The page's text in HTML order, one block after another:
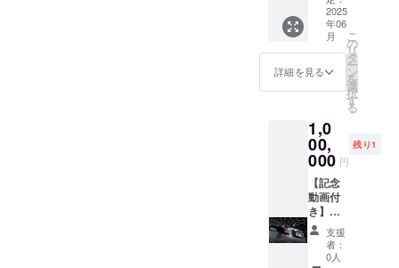
フォー
ムまた
は電話
にて事
前予約
が必要
となり
・ご来
店の際
に送付
された
チケッ
トを必
ずお持
ちくだ
さい ・
施工日
紹介文
（30文
字以
内）を
ご記入
くださ
い。※紹
は企業
に関す
る事、
商品に
関する
内容に
限らせ
ていた
だきま
す。
致しま
す。併
せて、
窓ガラ
ス鱗汚
れ除
去、撥
ティン
グを行
うこと
で外装
全てを
美しく
仕上げ
ます。
さらに
施工動
YouTub
eチャン
ネルの
動画概
要欄に
てご支
援いた
した企
業様の
お名
前、
URL、
紹介文
を60日
間掲載
させて
いただ
2025
年06
月
詳細を見る
こ
の
リ
タ
ー
ン
を
選
択
す
る
1,0
00,
000 円
残り1
【記念
動画付
き】ロ
イヤル
プラ
ン 車
支援
者：
0人